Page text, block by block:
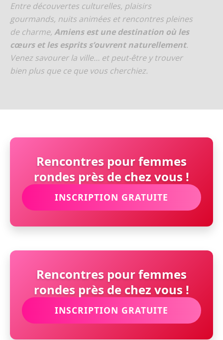
Entre découvertes culturelles, plaisirs
gourmands, nuits animées et rencontres pleines
de charme, Amiens est une destination où les
cœurs et les esprits s’ouvrent naturellement.
Venez savourer la ville… et peut-être y trouver
bien plus que ce que vous cherchiez.
Rencontres pour femmes
rondes près de chez vous !
INSCRIPTION GRATUITE
Rencontres pour femmes
rondes près de chez vous !
INSCRIPTION GRATUITE